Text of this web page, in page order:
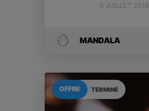
6 JUILLET 2018
MANDALA
TERMINÉ
OFFRE